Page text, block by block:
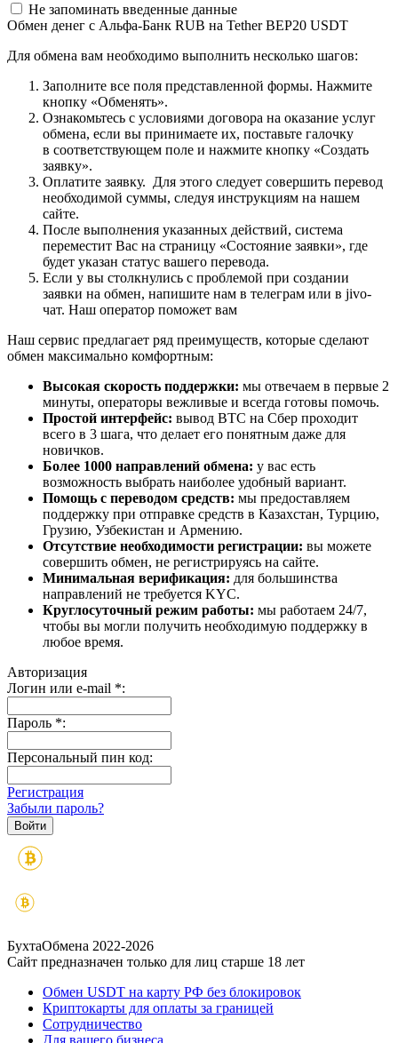
Не запоминать введенные данные
Обмен денег с Альфа-Банк RUB на Tether BEP20 USDT
Для обмена вам необходимо выполнить несколько шагов:
Заполните все поля представленной формы. Нажмите
кнопку «Обменять».
Ознакомьтесь с условиями договора на оказание услуг
обмена, если вы принимаете их, поставьте галочку
в соответствующем поле и нажмите кнопку «Создать
заявку».
Оплатите заявку. Для этого следует совершить перевод
необходимой суммы, следуя инструкциям на нашем
сайте.
После выполнения указанных действий, система
переместит Вас на страницу «Состояние заявки», где
будет указан статус вашего перевода.
Если у вы столкнулись с проблемой при создании
заявки на обмен, напишите нам в телеграм или в jivo-
чат. Наш оператор поможет вам
Наш сервис предлагает ряд преимуществ, которые сделают
обмен максимально комфортным:
Высокая скорость поддержки: мы отвечаем в первые 2
минуты, операторы вежливые и всегда готовы помочь.
Простой интерфейс: вывод BTC на Сбер проходит
всего в 3 шага, что делает его понятным даже для
новичков.
Более 1000 направлений обмена: у вас есть
возможность выбрать наиболее удобный вариант.
Помощь с переводом средств: мы предоставляем
поддержку при отправке средств в Казахстан, Турцию,
Грузию, Узбекистан и Армению.
Отсутствие необходимости регистрации: вы можете
совершить обмен, не регистрируясь на сайте.
Минимальная верификация: для большинства
направлений не требуется KYC.
Круглосуточный режим работы: мы работаем 24/7,
чтобы вы могли получить необходимую поддержку в
любое время.
Авторизация
Логин или e-mail *:
Пароль *:
Персональный пин код:
Регистрация
Забыли пароль?
БухтаОбмена 2022-2026
Сайт предназначен только для лиц старше 18 лет
Обмен USDT на карту РФ без блокировок
Криптокарты для оплаты за границей
Сотрудничество
Для вашего бизнеса